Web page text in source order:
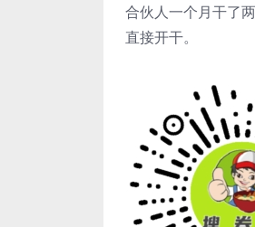
合伙人一个月干了
直接开干。